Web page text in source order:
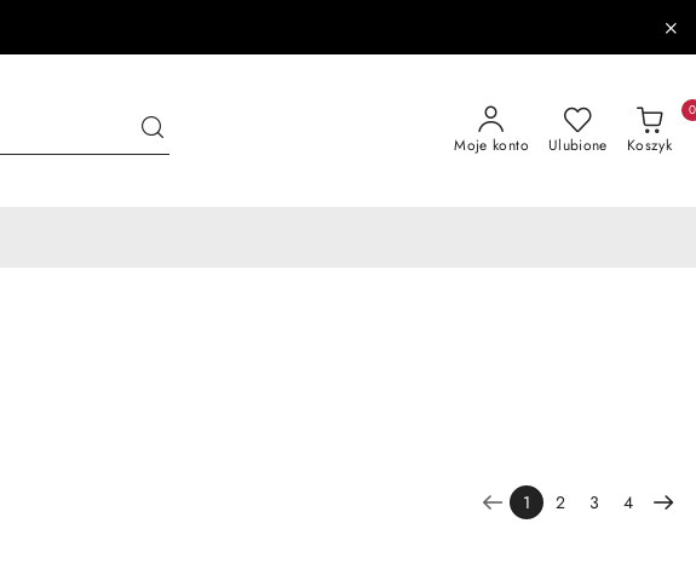
Moje konto Ulubione Koszyk
0
1 2 3 4